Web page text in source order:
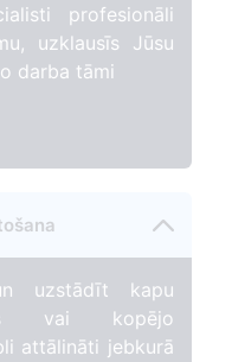
profesionāli
uzklausīs Jūsu
darba tāmi
uzstādīt kapu
vai kopējo
attālināti jebkurā